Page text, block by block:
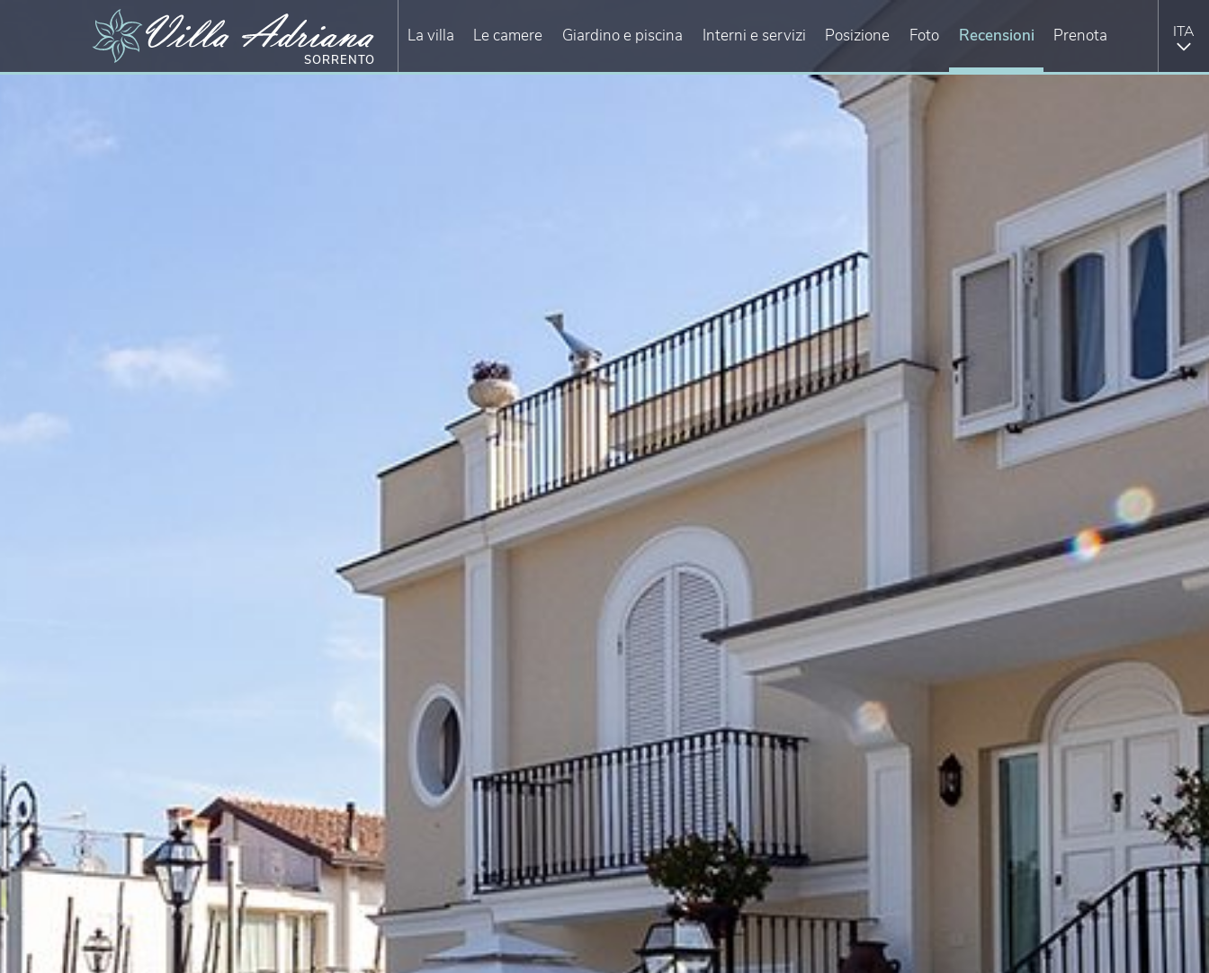
La villa Le camere Giardino e piscina Interni e servizi Posizione Foto Recensioni Prenota